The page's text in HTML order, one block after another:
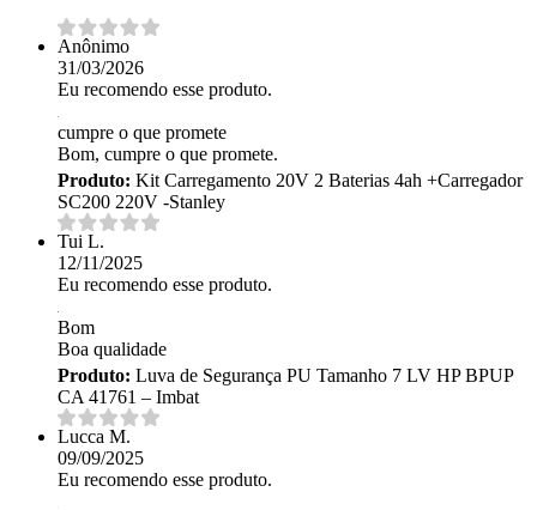
Anônimo
31/03/2026
Eu recomendo esse produto.
cumpre o que promete
Bom, cumpre o que promete.
Produto: Kit Carregamento 20V 2 Baterias 4ah +Carregador
SC200 220V -Stanley
Tui L.
12/11/2025
Eu recomendo esse produto.
Bom
Boa qualidade
Produto: Luva de Segurança PU Tamanho 7 LV HP BPUP
CA 41761 – Imbat
Lucca M.
09/09/2025
Eu recomendo esse produto.